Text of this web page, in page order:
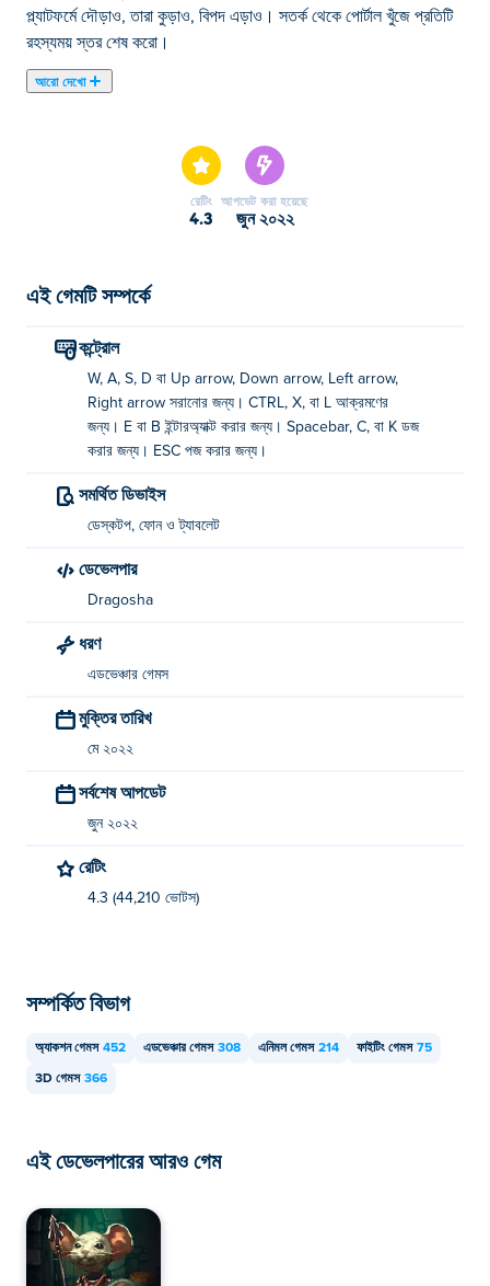
প্ল্যাটফর্মে দৌড়াও, তারা কুড়াও, বিপদ এড়াও। সতর্ক থেকে পোর্টাল খুঁজে প্রতিটি
রহস্যময় স্তর শেষ করো।
আরো দেখো
রেটিং
4.3
আপডেট করা হয়েছে
জুন ২০২২
এই গেমটি সম্পর্কে
কন্ট্রোল
W, A, S, D বা Up arrow, Down arrow, Left arrow,
Right arrow সরানোর জন্য। CTRL, X, বা L আক্রমণের
জন্য। E বা B ইন্টারঅ্যাক্ট করার জন্য। Spacebar, C, বা K ডজ
করার জন্য। ESC পজ করার জন্য।
সমর্থিত ডিভাইস
ডেস্কটপ, ফোন ও ট্যাবলেট
ডেভেলপার
Dragosha
ধরণ
এডভেঞ্চার গেমস
মুক্তির তারিখ
মে ২০২২
সর্বশেষ আপডেট
জুন ২০২২
রেটিং
4.3 (44,210 ভোটস)
সম্পর্কিত বিভাগ
অ্যাকশন গেমস 452 এডভেঞ্চার গেমস 308 এনিমল গেমস 214 ফাইটিং গেমস 75
3D গেমস 366
এই ডেভেলপারের আরও গেম